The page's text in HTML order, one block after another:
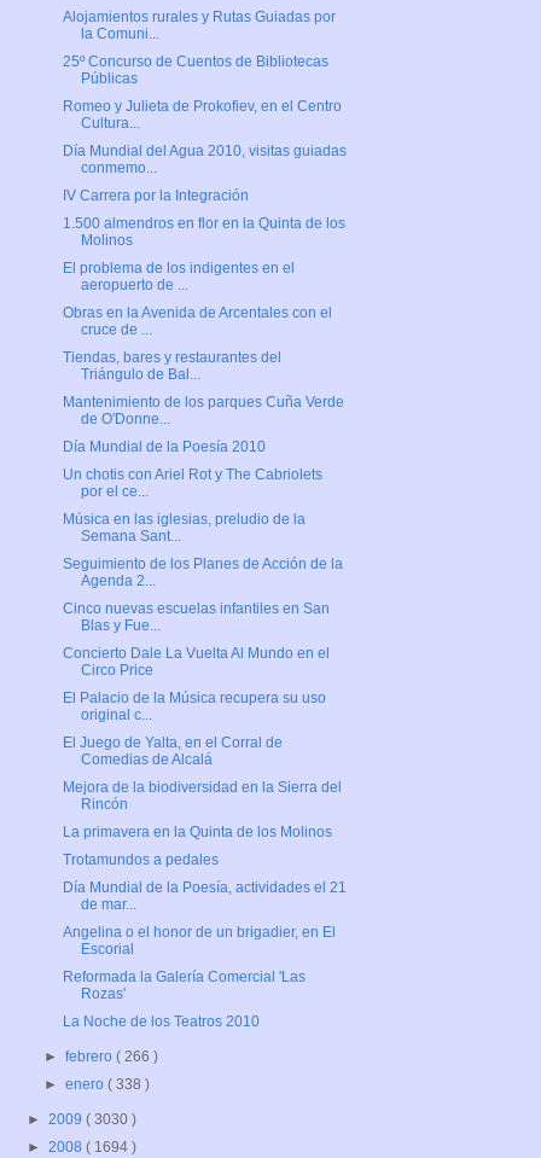
Alojamientos rurales y Rutas Guiadas por
la Comuni...
25º Concurso de Cuentos de Bibliotecas
Públicas
Romeo y Julieta de Prokofiev, en el Centro
Cultura...
Día Mundial del Agua 2010, visitas guiadas
conmemo...
IV Carrera por la Integración
1.500 almendros en flor en la Quinta de los
Molinos
El problema de los indigentes en el
aeropuerto de ...
Obras en la Avenida de Arcentales con el
cruce de ...
Tiendas, bares y restaurantes del
Triángulo de Bal...
Mantenimiento de los parques Cuña Verde
de O'Donne...
Día Mundial de la Poesía 2010
Un chotis con Ariel Rot y The Cabriolets
por el ce...
Música en las iglesias, preludio de la
Semana Sant...
Seguimiento de los Planes de Acción de la
Agenda 2...
Cinco nuevas escuelas infantiles en San
Blas y Fue...
Concierto Dale La Vuelta Al Mundo en el
Circo Price
El Palacio de la Música recupera su uso
original c...
El Juego de Yalta, en el Corral de
Comedias de Alcalá
Mejora de la biodiversidad en la Sierra del
Rincón
La primavera en la Quinta de los Molinos
Trotamundos a pedales
Día Mundial de la Poesía, actividades el 21
de mar...
Angelina o el honor de un brigadier, en El
Escorial
Reformada la Galería Comercial 'Las
Rozas'
La Noche de los Teatros 2010
►febrero( 266 )
►enero( 338 )
► 2009 ( 3030 )
► 2008 ( 1694 )